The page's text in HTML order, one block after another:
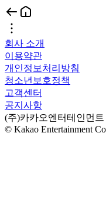
회사 소개
이용약관
개인정보처리방침
청소년보호정책
고객센터
공지사항
(주)카카오엔터테인먼트
© Kakao Entertainment